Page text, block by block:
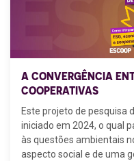
A CONVERGÊNCIA
COOPERATIVAS
Este projeto de pesquisa
iniciado em 2024, o qual
às questões ambientais
aspecto social e de uma